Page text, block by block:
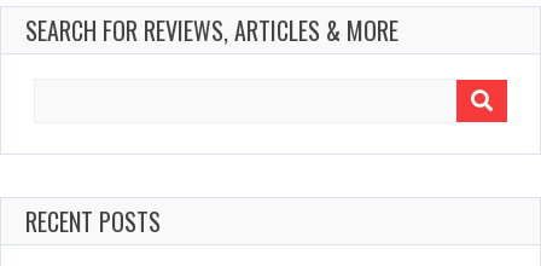
SEARCH FOR REVIEWS, ARTICLES & MORE
RECENT POSTS